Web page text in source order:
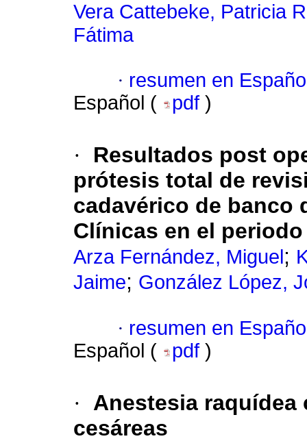
Vera Cattebeke, Patricia
Fátima
· resumen en
Español (
pdf )
·
Resultados post
prótesis total de
cadavérico de banco
Clínicas en el periodo
Arza Fernández, Miguel ;
Jaime; González López,
· resumen en
Español (
pdf )
·
Anestesia
cesáreas